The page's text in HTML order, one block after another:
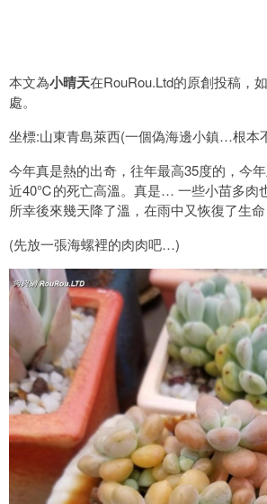
本文為小晴天在RouRou.Ltd的原創投稿，
處。
坐標:山東青島萊西(一個偽海邊小鎮…根本
今年真是熱的出奇，往年最高35度的，今
近40℃的死亡高溫。真是… 一些小苗多肉
所幸後來幾天降了溫，在雨中又恢復了生
(先放一張海螺裡的肉肉吧…)